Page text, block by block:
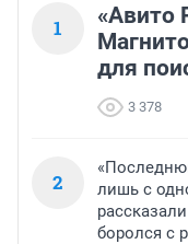
1
«Авито
для
3 378
2
лишь с
боролся с